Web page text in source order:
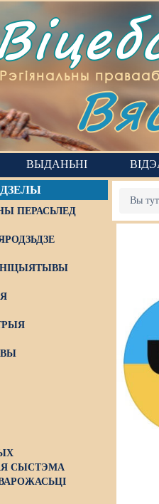
Рэгіянальны
ВЫДАНЬНІ
ПЕРАСЬЛЕД
СЫСТЭМА
Вы